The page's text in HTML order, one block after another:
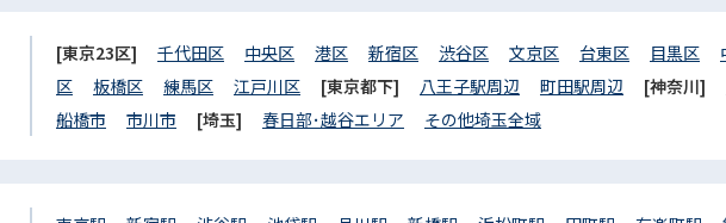
[東京23区] 千代田区 中央区 港区 新宿区 渋谷区 文京区 台東区 目黒区
区
板橋区 練馬区 江戸川区 [東京都下] 八王子駅周辺 町田駅周辺 [神奈川]
船橋市
市川市 [埼玉] 春日部･越谷エリア その他埼玉全域